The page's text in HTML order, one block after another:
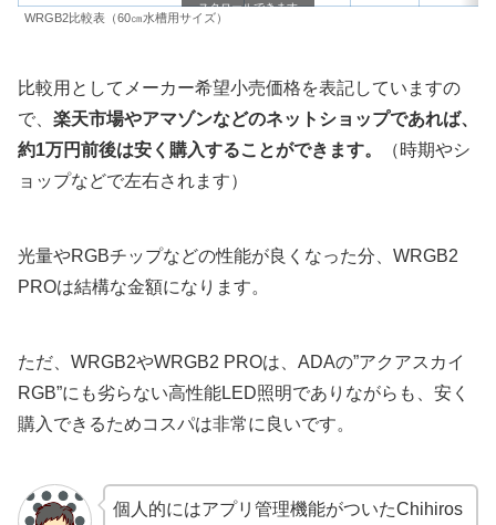
スクロールできます
WRGB2比較表（60㎝水槽用サイズ）
比較用としてメーカー希望小売価格を表記していますの
で、 楽天市場やアマゾンなどのネットショップであれば、
約1万円前後は安く購入することができます。
（時期やシ
ョップなどで左右されます）
光量やRGBチップなどの性能が良くなった分、WRGB2
PROは結構な金額になります。
ただ、WRGB2やWRGB2 PROは、ADAの”アクアスカイ
RGB”にも劣らない高性能LED照明でありながらも、安く
購入できるためコスパは非常に良いです。
個人的にはアプリ管理機能がついたChihiros